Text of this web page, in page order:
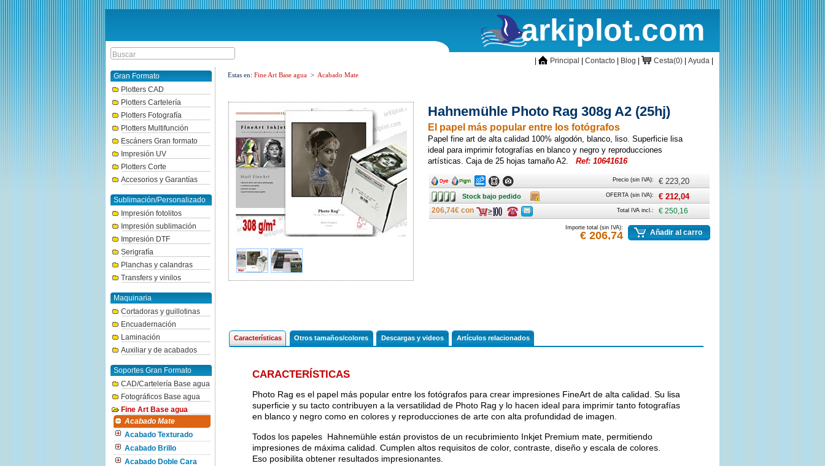
arkiplot.com
inicioPrincipal Contacto Blog CestaCesta(0) Ayuda
Gran Formato
Plotters CAD
Plotters Cartelería
Plotters Fotografía
Plotters Multifunción
Escáners Gran formato
Impresión UV
Plotters Corte
Accesorios y Garantías
Sublimación/Personalizado
Impresión fotolitos
Impresión sublimación
Impresión DTF
Serigrafía
Planchas y calandras
Transfers y vinilos
Maquinaria
Cortadoras y guillotinas
Encuadernación
Laminación
Auxiliar y de acabados
Soportes Gran Formato
CAD/Cartelería Base agua
Fotográficos Base agua
Fine Art Base agua
Acabado Mate
Acabado Texturado
Acabado Brillo
Acabado Doble Cara
Estas en: Fine Art Base agua > Acabado Mate
Hahnemühle Photo Rag 308g A2 (25hj)
El papel más popular entre los fotógrafos
Papel fine art de alta calidad 100% algodón, blanco, liso. Superficie lisa
ideal para imprimir fotografías en blanco y negro y reproducciones
artísticas. Caja de 25 hojas tamaño A2.
Ref: 10641616
Ancho Ancho AnchoAnchoAncho Precio (sin IVA): € 223,20
Stock
bajo
pedido
Stock bajo pedido Caja OFERTA (sin IVA): € 212,04
206,74€ con
Consulte
ofertas
Consulte
ofertas
Total IVA incl.: € 250,16
Importe total (sin IVA):
€ 206,74 Añadir al carro
Características Otros tamaños/colores Descargas y videos Artículos relacionados
CARACTERÍSTICAS
Photo Rag es el papel más popular entre los fotógrafos para crear impresiones FineArt de alta calidad. Su lisa
superficie y su tacto contribuyen a la versatilidad de Photo Rag y lo hacen ideal para imprimir tanto fotografías
en blanco y negro como en colores y reproducciones de arte con alta profundidad de imagen.
Todos los papeles Hahnemühle están provistos de un recubrimiento Inkjet Premium mate, permitiendo
impresiones de máxima calidad. Cumplen altos requisitos de color, contraste, diseño y escala de colores.
Eso posibilita obtener resultados impresionantes.